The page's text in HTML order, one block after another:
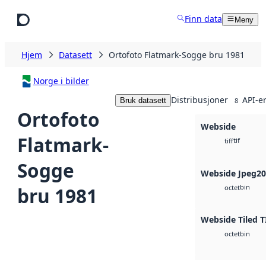
Finn data Meny
Hjem Datasett Ortofoto Flatmark-Sogge bru 1981
Norge i bilder
Ortofoto
Flatmark-
Sogge
bru 1981
Bruk datasett Distribusjoner 8 API-er
Webside
tifftif
Webside
octetbin
Webside Tiled
octetbin